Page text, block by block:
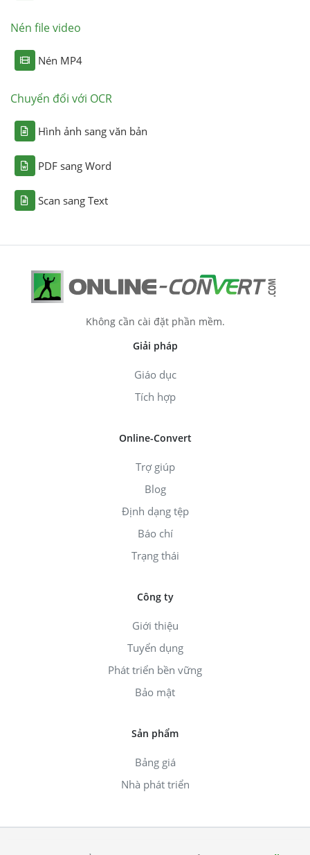
Nén file video
Nén MP4
Chuyển đổi với OCR
Hình ảnh sang văn bản
PDF sang Word
Scan sang Text
Không cần cài đặt phần mềm.
Giải pháp
Giáo dục
Tích hợp
Online-Convert
Trợ giúp
Blog
Định dạng tệp
Báo chí
Trạng thái
Công ty
Giới thiệu
Tuyển dụng
Phát triển bền vững
Bảo mật
Sản phẩm
Bảng giá
Nhà phát triển